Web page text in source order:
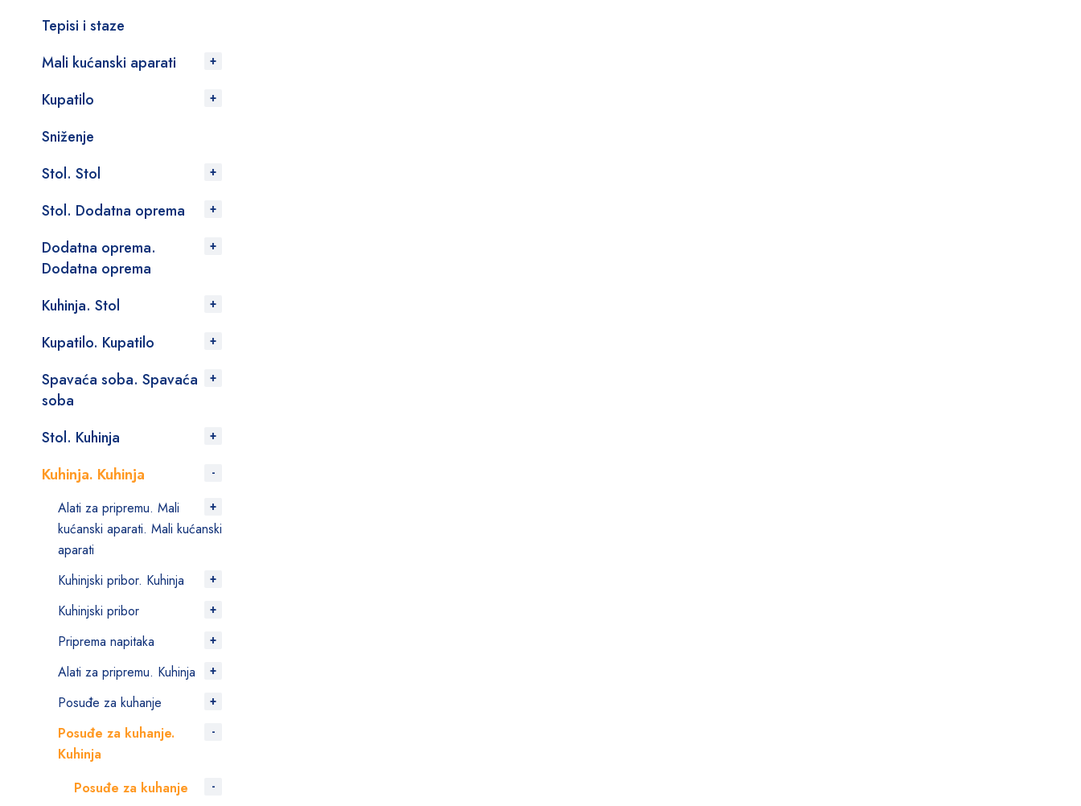
Tepisi i staze
Mali kućanski aparati
Kupatilo
Sniženje
Stol. Stol
Stol. Dodatna oprema
Dodatna oprema.
Dodatna oprema
Kuhinja. Stol
Kupatilo. Kupatilo
Spavaća soba. Spavaća
soba
Stol. Kuhinja
Kuhinja. Kuhinja
Alati za pripremu. Mali
kućanski aparati. Mali kućanski
aparati
Kuhinjski pribor. Kuhinja
Kuhinjski pribor
Priprema napitaka
Alati za pripremu. Kuhinja
Posuđe za kuhanje
Posuđe za kuhanje.
Kuhinja
Posuđe za kuhanje